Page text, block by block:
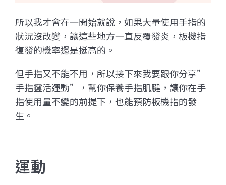
所以我才會在一開始就說， 如果大量使用手指的
狀況沒改變，讓這些地方一直反覆發炎，板機指
復發的機率還是挺高的。
但手指又不能不用，所以接下來我要跟你分享”
手指靈活運動”，幫你保養手指肌腱，讓你在手
指使用量不變的前提下，也能預防板機指的發
生。
運動